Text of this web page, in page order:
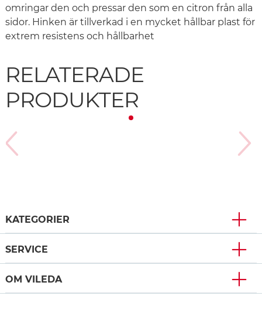
omringar den och pressar den som en citron från alla
sidor. Hinken är tillverkad i en mycket hållbar plast för
extrem resistens och hållbarhet
RELATERADE
PRODUKTER
KATEGORIER
SERVICE
OM VILEDA